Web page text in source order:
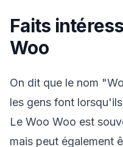
Faits
Woo
On dit que le nom
les gens font
Le Woo Woo est
mais peut également